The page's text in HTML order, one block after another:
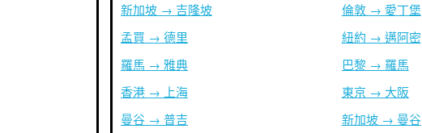
新加坡 → 吉隆坡
孟買 → 德里
羅馬 → 雅典
香港 → 上海
曼谷 → 普吉
倫敦 → 愛丁堡
紐約 → 邁阿密
巴黎 → 羅馬
東京 → 大阪
新加坡 → 曼谷